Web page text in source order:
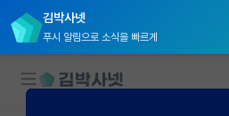
김박사넷
푸시 알림으로 소식을 빠르게